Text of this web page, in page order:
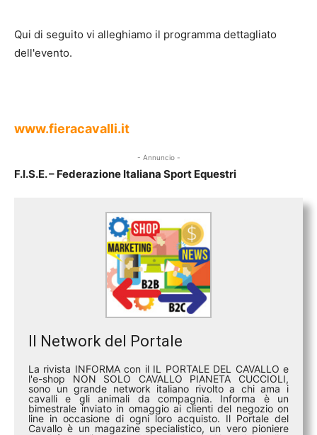
Qui di seguito vi alleghiamo il programma dettagliato
dell'evento.
www.fieracavalli.it
- Annuncio -
F.I.S.E. – Federazione Italiana Sport Equestri
Il Network del Portale
La rivista INFORMA con il IL PORTALE DEL CAVALLO e
l'e-shop NON SOLO CAVALLO PIANETA CUCCIOLI,
sono un grande network italiano rivolto a chi ama i
cavalli e gli animali da compagnia. Informa è un
bimestrale inviato in omaggio ai clienti del negozio on
line in occasione di ogni loro acquisto. Il Portale del
Cavallo è un magazine specialistico, un vero pioniere